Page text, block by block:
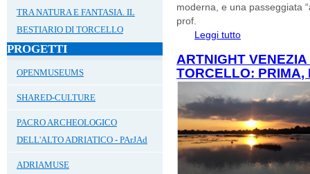
TRA NATURA E FANTASIA. IL
BESTIARIO DI TORCELLO
PROGETTI
OPENMUSEUMS
SHARED-CULTURE
PACRO ARCHEOLOGICO
DELL'ALTO ADRIATICO - PArJAd
ADRIAMUSE
moderna, e una passeggiata
prof.
Leggi tutto
ARTNIGHT
TORCELLO: PRIMA,